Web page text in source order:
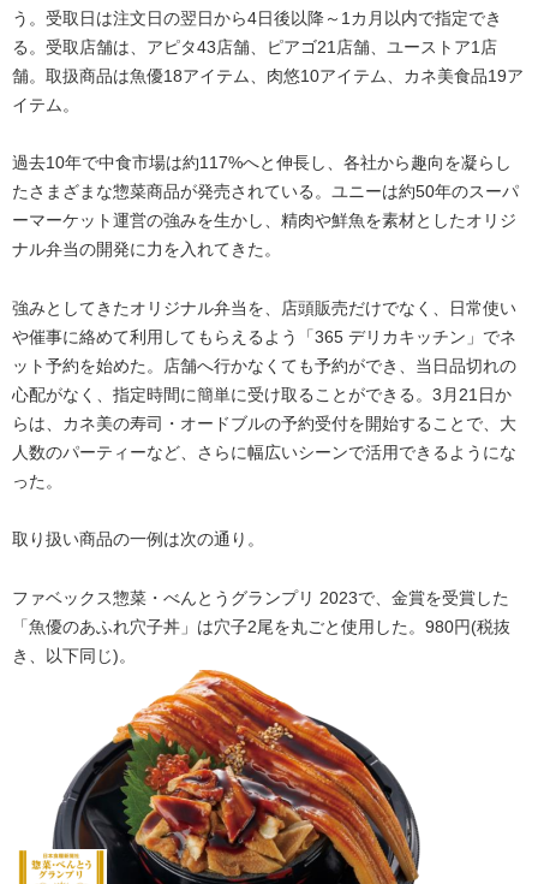
う。受取日は注文日の翌日から4日後以降～1カ月以内で指定でき
る。受取店舗は、アピタ43店舗、ピアゴ21店舗、ユーストア1店
舗。取扱商品は魚優18アイテム、肉悠10アイテム、カネ美食品19ア
イテム。
過去10年で中食市場は約117%へと伸長し、各社から趣向を凝らし
たさまざまな惣菜商品が発売されている。ユニーは約50年のスーパ
ーマーケット運営の強みを生かし、精肉や鮮魚を素材としたオリジ
ナル弁当の開発に力を入れてきた。
強みとしてきたオリジナル弁当を、店頭販売だけでなく、日常使い
や催事に絡めて利用してもらえるよう「365 デリカキッチン」でネ
ット予約を始めた。店舗へ行かなくても予約ができ、当日品切れの
心配がなく、指定時間に簡単に受け取ることができる。3月21日か
らは、カネ美の寿司・オードブルの予約受付を開始することで、大
人数のパーティーなど、さらに幅広いシーンで活用できるようにな
った。
取り扱い商品の一例は次の通り。
ファベックス惣菜・べんとうグランプリ 2023で、金賞を受賞した
「魚優のあふれ穴子丼」は穴子2尾を丸ごと使用した。980円(税抜
き、以下同じ)。